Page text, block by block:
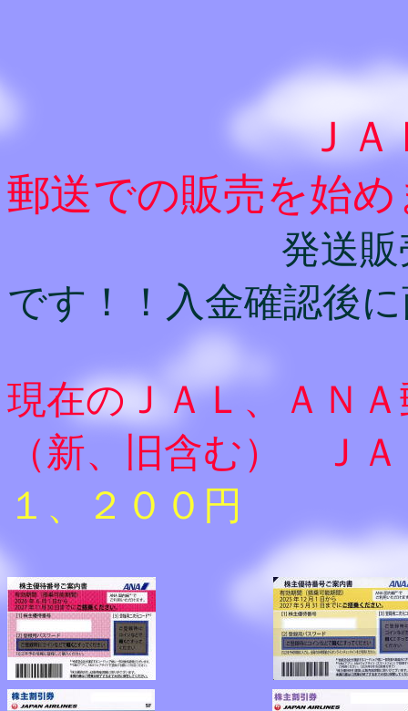
ＪＡＬ、Ａ
郵送での販売を始
発送販売の送
です！！入金確認後
現在のＪＡＬ、ＡＮ
（新、旧含む） Ｊ
１、２００円